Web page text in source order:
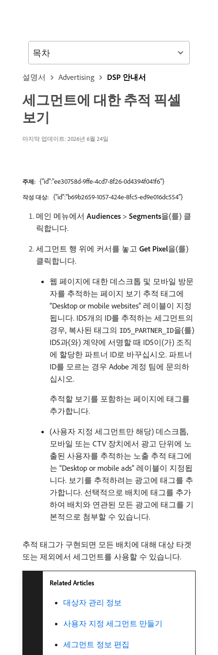
설명서 Advertising DSP 안내서
세그먼트에 대한 추적 픽셀
보기
마지막 업데이트: 2026년 6월 24일
주제: {"id":"ee30758d-9ffe-4cd7-8f26-0d4394f041f6"}
작성 대상: {"id":"b69b2659-1057-424e-8fc5-ed9e016dc554"}
메인 메뉴에서 Audiences > Segments​을(를) 클
릭합니다.
세그먼트 행 위에 커서를 놓고 Get Pixel​을(를)
클릭합니다.
웹 페이지에 대한 데스크톱 및 모바일 방문
자를 추적하는 페이지 보기 추적 태그에
“Desktop or mobile websites” 레이블이 지정
됩니다. ID5개의 ID를 추적하는 세그먼트의
경우, 복사된 태그의 ID5_PARTNER_ID을(를)
ID5과(와) 계약에 서명할 때 ID5이(가) 조직
에 할당한 파트너 ID로 바꾸십시오. 파트너
ID를 모르는 경우 Adobe 계정 팀에 문의하
십시오.
추적할 보기를 포함하는 페이지에 태그를
추가합니다.
(사용자 지정 세그먼트만 해당) 데스크톱,
모바일 또는 CTV 장치에서 광고 단위에 노
출된 사용자를 추적하는 노출 추적 태그에
는 “Desktop or mobile ads” 레이블이 지정됩
니다. 보기를 추적하려는 광고에 태그를 추
가합니다. 선택적으로 배치에 태그를 추가
하여 배치와 연관된 모든 광고에 태그를 기
본적으로 첨부할 수 있습니다.
추적 태그가 구현되면 모든 배치에 대해 대상 타겟
또는 제외에서 세그먼트를 사용할 수 있습니다.
Related Articles
대상자 관리 정보
사용자 지정 세그먼트 만들기
세그먼트 정보 편집
목차